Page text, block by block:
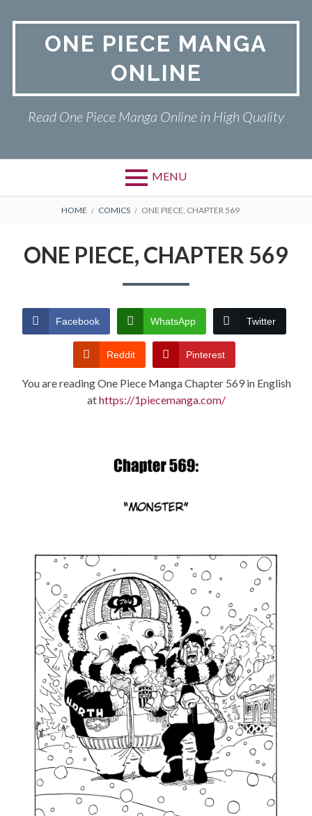
ONE PIECE MANGA
ONLINE
Read One Piece Manga Online in High Quality
MENU
Primary
ONE PIECE
TERMS AND
CONDITIONS
BREADCRUMBS
HOME COMICS ONE PIECE, CHAPTER 569
ONE PIECE, CHAPTER 569
Facebook WhatsApp Twitter
Reddit Pinterest
You are reading One Piece Manga Chapter 569 in English
athttps://1piecemanga.com/